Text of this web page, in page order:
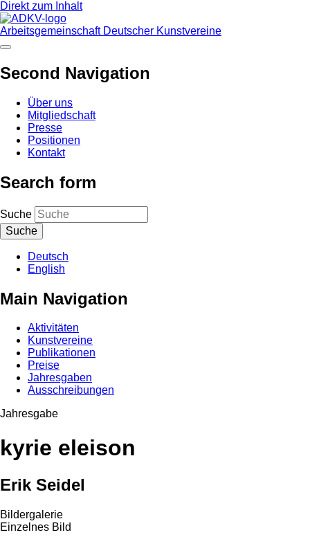
Direkt zum Inhalt
Arbeitsgemeinschaft Deutscher Kunstvereine
Second Navigation
Über uns
Mitgliedschaft
Presse
Positionen
Kontakt
Search form
Suche
Deutsch
English
Main Navigation
Aktivitäten
Kunstvereine
Publikationen
Preise
Jahresgaben
Ausschreibungen
Jahresgabe
kyrie eleison
Erik Seidel
Bildergalerie
Einzelnes Bild